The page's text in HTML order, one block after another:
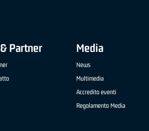
Partner Media
News
Multimedia
Accredito eventi
Regolamento Media